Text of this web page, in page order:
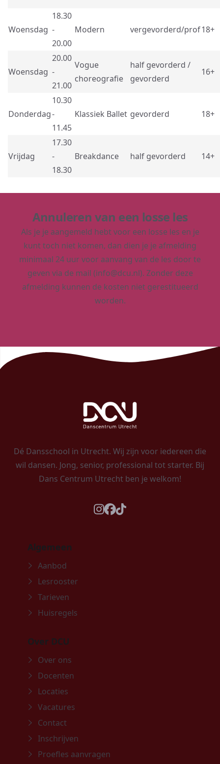
Woensdag
18.30
-
20.00
Modern vergevorderd/prof18+
Woensdag
20.00
-
21.00
Vogue
choreografie
half gevorderd /
gevorderd
16+
Donderdag
10.30
-
11.45
Klassiek Ballet gevorderd 18+
Vrijdag
17.30
-
18.30
Breakdance half gevorderd 14+
Annuleren van een losse les
Als je je aangemeld hebt voor een losse les en je
kunt toch niet komen, dan dien je je afmelding
minimaal 24 uur voor aanvang van de les door te
geven via de mail (info@dcu.nl). Zonder deze
afmelding kunnen de kosten niet gerestitueerd
worden.
Dé Dansschool in Utrecht. Wij zijn voor iedereen die
wil dansen. Jong, senior, professional tot starter. Bij
Dans Centrum Utrecht ben je welkom!
instagram
facebook
tiktok
Algemeen
Aanbod
Lesrooster
Tarieven
Huisregels
Over DCU
Over ons
Docenten
Locaties
Vacatures
Contact
Inschrijven
Proefles aanvragen